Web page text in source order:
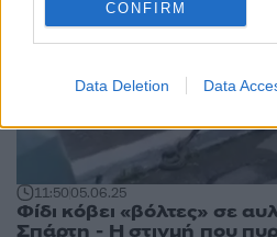
CONFIRM
Data Deletion Data
11:5005.06.25
Φίδι κόβει «βόλτες» σε
Σπάρτη - Η στιγμή που